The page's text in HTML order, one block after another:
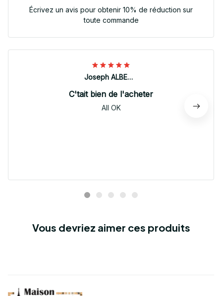
Écrivez un avis pour obtenir 10% de réduction sur
toute commande
Joseph ALBERTINI
C'tait bien de l'acheter
All OK
Vous devriez aimer ces produits